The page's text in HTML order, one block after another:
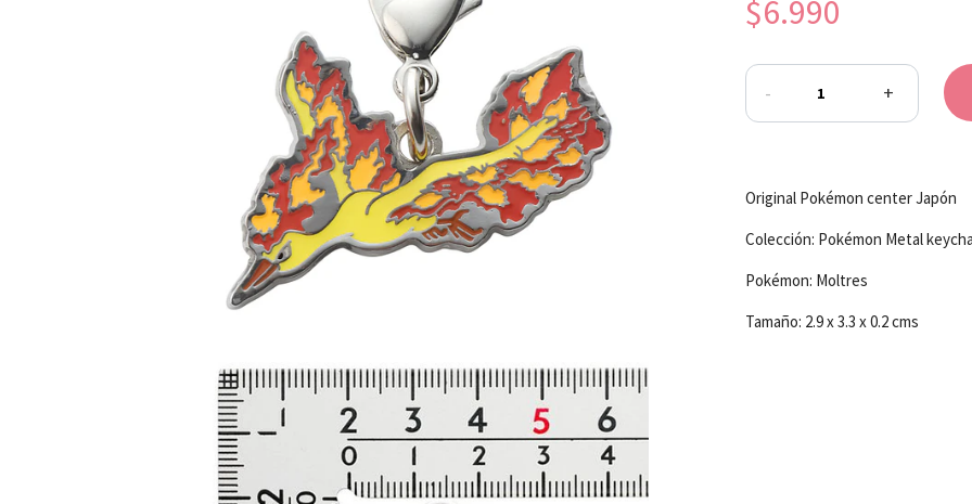
$6.990
- +
Original Pokémon center Japón
Colección: Pokémon Metal
Pokémon: Moltres
Tamaño: 2.9 x 3.3 x 0.2 cms